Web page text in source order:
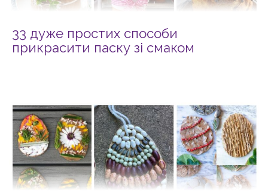
33 дуже простих способи
прикрасити паску зі смаком